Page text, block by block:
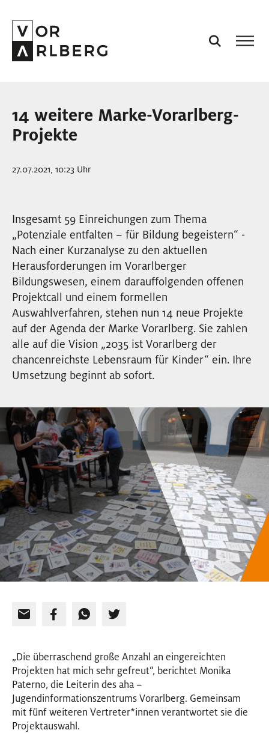
VORARLBERG
PROJEKTE
VISION
EVENTS
NEWSLETTER
14 weitere Marke-Vorarlberg-
Projekte
27.07.2021, 10:23 Uhr
Insgesamt 59 Einreichungen zum Thema
„Potenziale entfalten – für Bildung begeistern“ -
Nach einer Kurzanalyse zu den aktuellen
Herausforderungen im Vorarlberger
Bildungswesen, einem darauffolgenden offenen
Projektcall und einem formellen
Auswahlverfahren, stehen nun 14 neue Projekte
auf der Agenda der Marke Vorarlberg. Sie zahlen
alle auf die Vision „2035 ist Vorarlberg der
chancenreichste Lebensraum für Kinder“ ein. Ihre
Umsetzung beginnt ab sofort.
„Die überraschend große Anzahl an eingereichten
Projekten hat mich sehr gefreut“, berichtet Monika
Paterno, die Leiterin des aha –
Jugendinformationszentrums Vorarlberg. Gemeinsam
mit fünf weiteren Vertreter*innen Innen
verantwortet sie die
Projektauswahl.